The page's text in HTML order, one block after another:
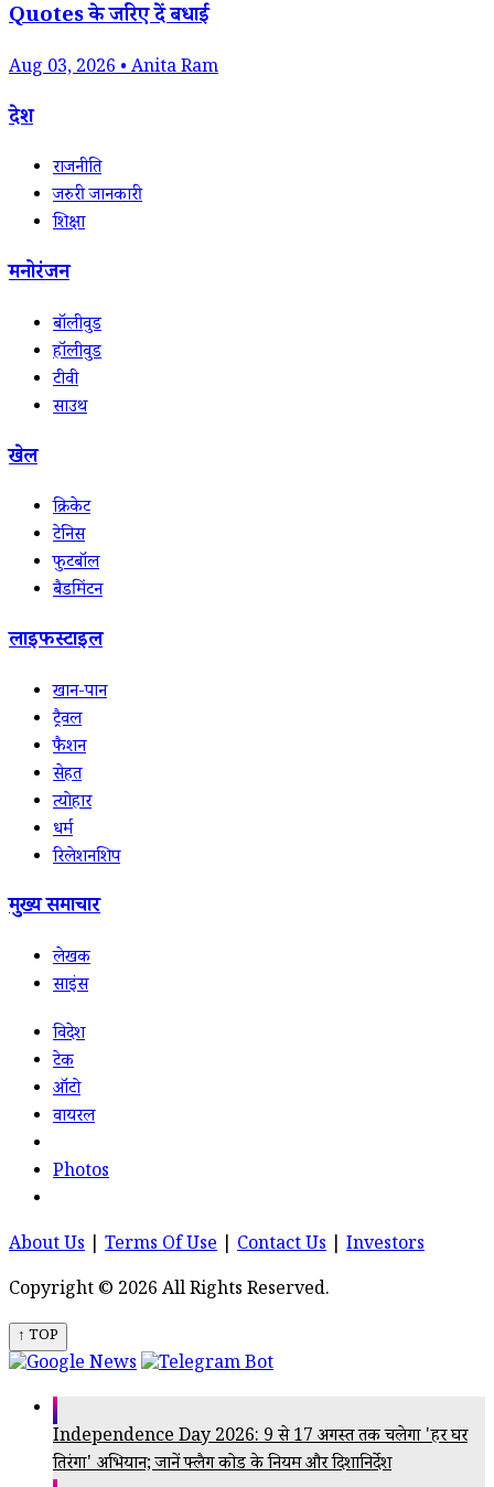
Quotes के जरिए दें बधाई
Aug 03, 2026 • Anita Ram
देश
राजनीति
जरुरी जानकारी
शिक्षा
मनोरंजन
बॉलीवुड
हॉलीवुड
टीवी
साउथ
खेल
क्रिकेट
टेनिस
फुटबॉल
बैडमिंटन
लाइफस्टाइल
खान-पान
ट्रैवल
फैशन
सेहत
त्योहार
धर्म
रिलेशनशिप
मुख्य समाचार
लेखक
साइंस
विदेश
टेक
ऑटो
वायरल
Photos
About Us Terms Of Use Contact Us
Investors
Copyright © 2026 All Rights Reserved.
↑ TOP
Independence Day 2026: 9 से 17 अगस्त तक चलेगा 'हर घर
तिरंगा' अभियान; जानें फ्लैग कोड के नियम और दिशानिर्देश